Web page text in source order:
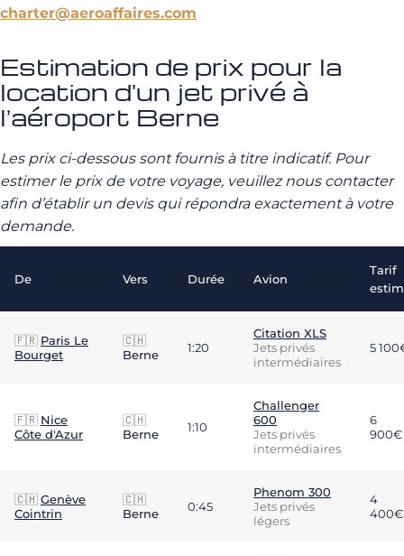
charter@aeroaffaires.com
Estimation de prix pour la
location d'un jet privé à
l’aéroport Berne
Les prix ci-dessous sont fournis à titre indicatif. Pour
estimer le prix de votre voyage, veuillez nous contacter
afin d’établir un devis qui répondra exactement à votre
demande.
De Vers Durée Avion
Tarif
🇫🇷 Paris Le
Bourget
🇨🇭
Berne
1:20
Citation XLS
Jets privés
intermédiaires
5
🇫🇷 Nice
Côte d'Azur
🇨🇭
Berne
1:10
Challenger
600
Jets privés
intermédiaires
6
900€
🇨🇭Genève
Cointrin
🇨🇭
Berne
0:45
Phenom 300
Jets privés
légers
4
400€